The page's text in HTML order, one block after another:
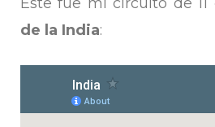
de la India: